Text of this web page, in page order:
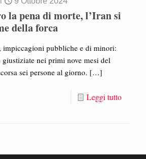
la pena di morte, l’Iran si
della forca
impiccagioni pubbliche e di minori:
giustiziate nei primi nove mesi del
sei persone al giorno. […]
Leggi tutto